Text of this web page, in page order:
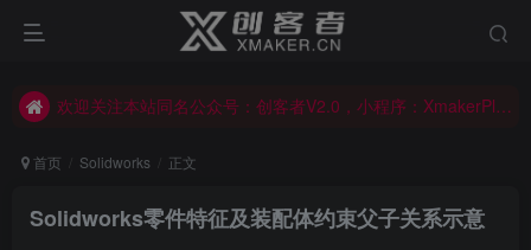
欢迎关注本站同名公众号：创客者V2.0，小程序：XmakerPlus已上线！本站已开启多语言自动翻译功能！右上角图标可以显示切换语言！
欢迎关注本站同名公众号：创客者V2.0，小程序：XmakerPlus已上线！本站已开启多语言自动翻译功能！右上角图标可以显示切换语言！
首页 Solidworks 正文
Solidworks零件特征及装配体约束父子关系示意